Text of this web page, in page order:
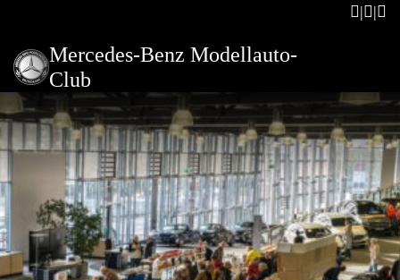
Mercedes-Benz Modellauto-
Club